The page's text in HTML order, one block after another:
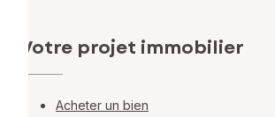
Votre projet immobilier
Acheter un bien